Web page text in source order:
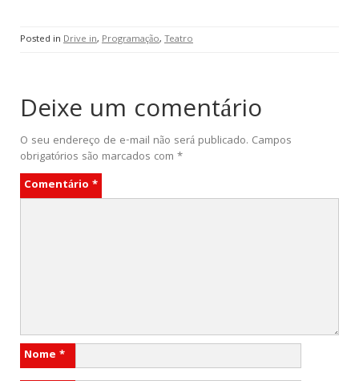
Posted in Drive in, Programação, Teatro
Deixe um comentário
O seu endereço de e-mail não será publicado. Campos
obrigatórios são marcados com *
Comentário *
Nome *